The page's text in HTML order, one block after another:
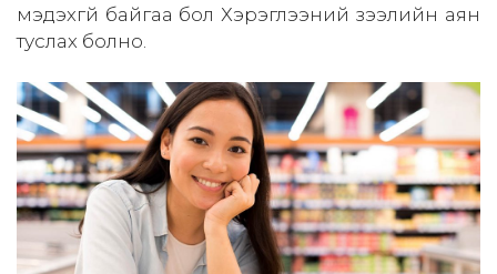
мэдэхгүй байгаа бол Хэрэглээний зээлийн аян
туслах болно.